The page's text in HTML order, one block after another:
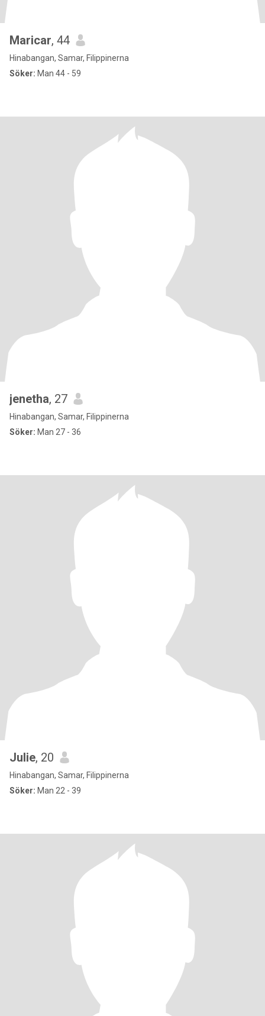
Maricar, 44
Hinabangan, Samar, Filippinerna
Söker: Man 44 - 59
jenetha, 27
Hinabangan, Samar, Filippinerna
Söker: Man 27 - 36
Julie, 20
Hinabangan, Samar, Filippinerna
Söker: Man 22 - 39